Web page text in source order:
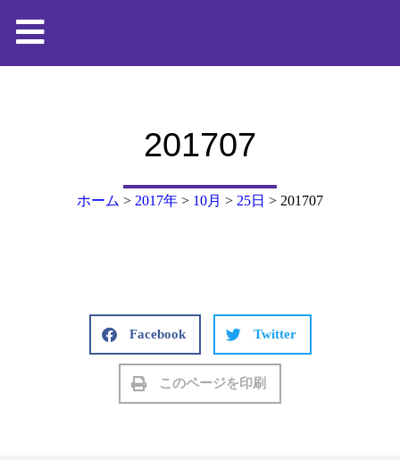
201707
ホーム > 2017年 > 10月 > 25日 > 201707
Facebook Twitter
このページを印刷